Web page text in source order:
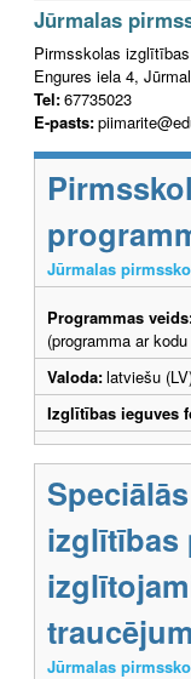
Jūrmalas
Pirmsskolas
Engures iela 4,
Tel:67735023
E-pasts:
Jūrmalas
Programmas
(programma ar
Valoda:latviešu
Izglītības ieguves
izglītības
Jūrmalas